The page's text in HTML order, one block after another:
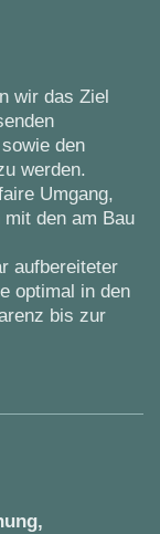
wir das Ziel
den
werden.
Umgang,
den am Bau
aufbereiteter
optimal in den
bis zur